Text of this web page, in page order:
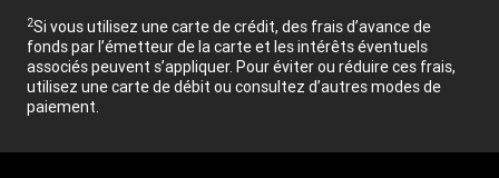
2Si vous utilisez une carte de crédit, des frais d’avance de
fonds par l’émetteur de la carte et les intérêts éventuels
associés peuvent s’appliquer. Pour éviter ou réduire ces frais,
utilisez une carte de débit ou consultez d’autres modes de
paiement.